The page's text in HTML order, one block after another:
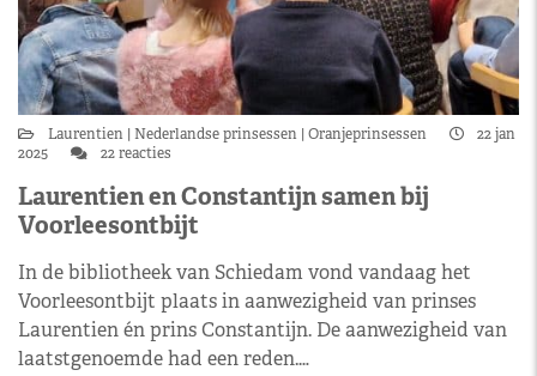
Laurentien Nederlandse prinsessen Oranjeprinsessen
22 jan
2025
22 reacties
Laurentien en Constantijn samen bij
Voorleesontbijt
In de bibliotheek van Schiedam vond vandaag het
Voorleesontbijt plaats in aanwezigheid van prinses
Laurentien én prins Constantijn. De aanwezigheid van
laatstgenoemde had een reden.…